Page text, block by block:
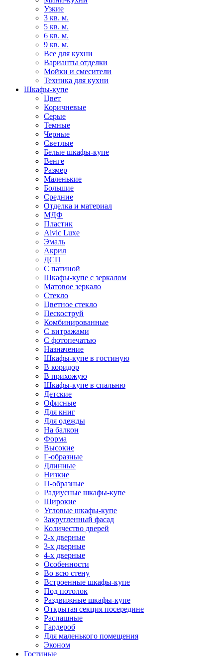
Узкие
3 кв. м.
5 кв. м.
6 кв. м.
9 кв. м.
Все для кухни
Варианты отделки
Мойки и смесители
Техника для кухни
Шкафы-купе
Цвет
Коричневые
Серые
Темные
Черные
Светлые
Белые шкафы-купе
Венге
Размер
Маленькие
Большие
Средние
Отделка и материал
МДФ
Пластик
Alvic Luxe
Эмаль
Акрил
ДСП
С патиной
Шкафы-купе с зеркалом
Матовое зеркало
Стекло
Цветное стекло
Пескоструй
Комбинированные
С витражами
С фотопечатью
Назначение
Шкафы-купе в гостиную
В коридор
В прихожую
Шкафы-купе в спальню
Детские
Офисные
Для книг
Для одежды
На балкон
Форма
Высокие
Г-образные
Длинные
Низкие
П-образные
Радиусные шкафы-купе
Широкие
Угловые шкафы-купе
Закругленный фасад
Количество дверей
2-х дверные
3-х дверные
4-х дверные
Особенности
Во всю стену
Встроенные шкафы-купе
Под потолок
Раздвижные шкафы-купе
Открытая секция посередине
Распашные
Гардероб
Для маленького помещения
Эконом
Гостиные